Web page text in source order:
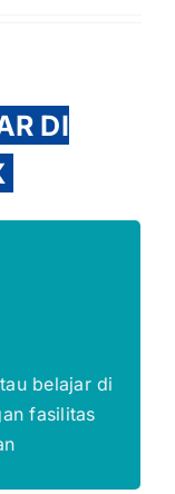
DI
belajar di
fasilitas